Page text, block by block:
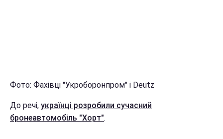
Фото: Фахівці "Укроборонпром" і Deutz
До речі, українці розробили сучасний
бронеавтомобіль "Хорт".